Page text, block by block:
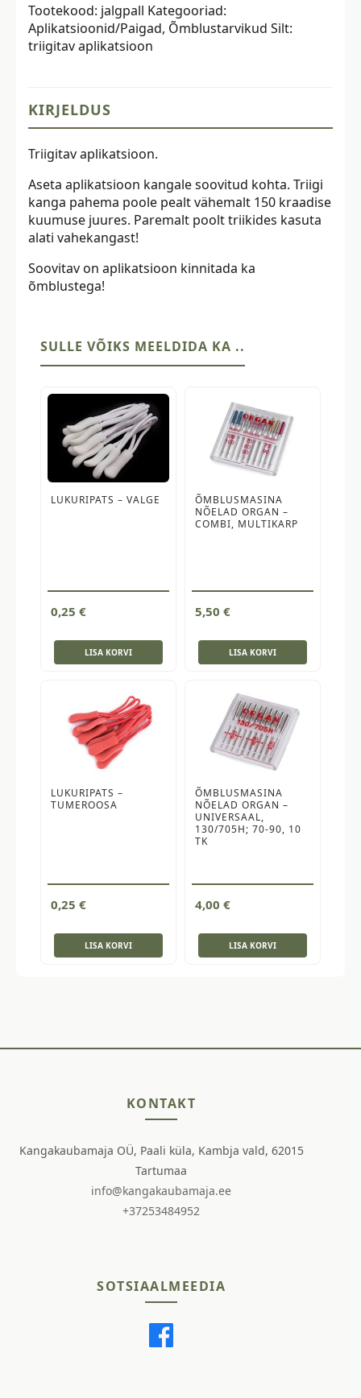
erinevad
värvid
kogus
Tootekood: jalgpall Kategooriad:
Aplikatsioonid/Paigad, Õmblustarvikud Silt:
triigitav aplikatsioon
KIRJELDUS
Triigitav aplikatsioon.
Aseta aplikatsioon kangale soovitud kohta. Triigi
kanga pahema poole pealt vähemalt 150 kraadise
kuumuse juures. Paremalt poolt triikides kasuta
alati vahekangast!
Soovitav on aplikatsioon kinnitada ka
õmblustega!
SULLE VÕIKS MEELDIDA KA ..
LUKURIPATS – VALGE
0,25 €
LISA KORVI
ÕMBLUSMASINA
NÕELAD ORGAN –
COMBI, MULTIKARP
5,50 €
LISA KORVI
LUKURIPATS –
TUMEROOSA
0,25 €
LISA KORVI
ÕMBLUSMASINA
NÕELAD ORGAN –
UNIVERSAAL,
130/705H; 70-90, 10
TK
4,00 €
LISA KORVI
KONTAKT
Kangakaubamaja OÜ, Paali küla, Kambja vald, 62015
Tartumaa
info@kangakaubamaja.ee
+37253484952
SOTSIAALMEEDIA